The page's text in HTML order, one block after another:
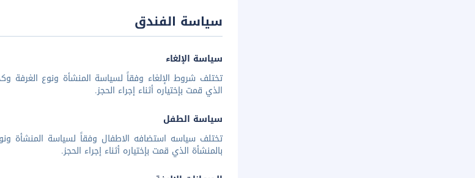
سياسة الفندق
سياسة الإلغاء
تختلف شروط الإلغاء وفقاً لسياسة المنشأة ونوع الغرفة
الذي قمت بإختياره أثناء إجراء الحجز.
سياسة الطفل
تختلف سياسه استضافه الاطفال وفقاً لسياسة المنشأة
بالمنشأة الذي قمت بإختياره أثناء إجراء الحجز.